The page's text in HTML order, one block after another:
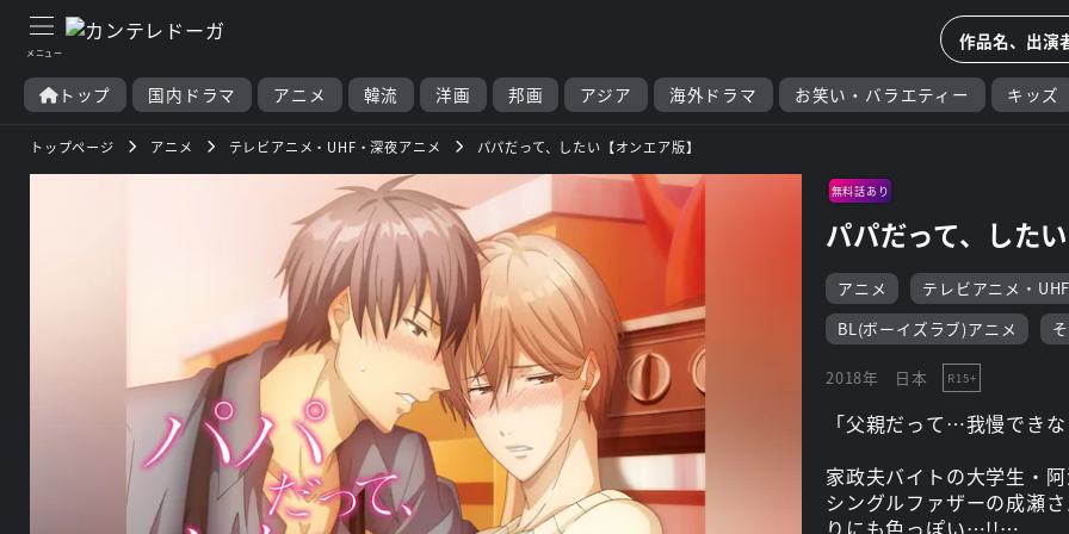
トップ 国内ドラマ アニメ 韓流 洋画 邦画 アジア 海外ドラマ お笑い・バラエティー キッズ
トップページ アニメ テレビアニメ・UHF・深夜アニメ パパだって、したい【オンエア版】
無料話あり
パパだって、した
アニメ
テレビアニメ・
BL(ボーイズラブ)アニメ
2018年 日本 R15+
「父親だって…我慢でき
家政夫バイトの大学生・
シングルファザーの成瀬